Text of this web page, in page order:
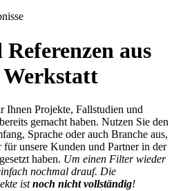
aus
Ihnen Projekte, Fallstudien und
gemacht haben. Nutzen Sie den
Sprache oder auch Branche aus,
unsere Kunden und Partner in der
haben. Um einen Filter wieder
nochmal drauf. Die
istnoch nicht vollständig!